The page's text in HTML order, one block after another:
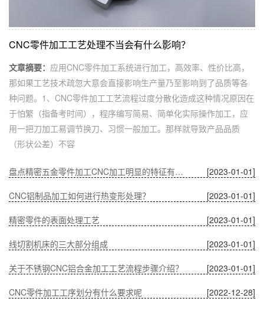
CNC零件加工工艺处理不当会有什么影响？
文章摘要： 应用CNC零件加工系统进行加工，高效率、性价比高，
那如果工艺技术疏忽大意会直接影响生产量乃至影响到了品质等各
种问题。1、CNC零件加工工艺流程过度分散化造成这种情况原因在
于怕繁（指备考时间），程序编写简易、简单化实际操作加工，应
用一把刀加工易调节换刀、习惯一般加工。那样就导致产品品质
（形状公差）不容
[2023-01-01]
盘点精密五金零件加工CNC加工明显的特征有哪些
[2023-01-01]
CNC铝制品加工如何进行热变形处理？
[2023-01-01]
精密零件的表面处理工艺
[2023-01-01]
线切割机床的三大部分组成
[2023-01-01]
关于不锈钢CNC铝合金加工工艺流程步骤介绍？
[2022-12-28]
CNC零件加工工序划分有什么要求呢